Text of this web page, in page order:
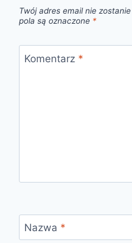
Twój adres email nie
pola są oznaczone *
Komentarz *
Nazwa *